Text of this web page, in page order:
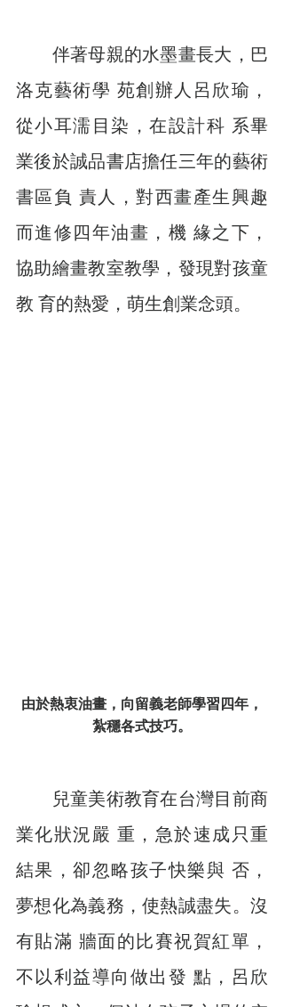
伴著母親的水墨畫長大，巴
洛克藝術學 苑創辦人呂欣瑜，
從小耳濡目染，在設計科 系畢
業後於誠品書店擔任三年的藝術
書區負 責人，對西畫產生興趣
而進修四年油畫，機 緣之下，
協助繪畫教室教學，發現對孩童
教 育的熱愛，萌生創業念頭。
由於熱衷油畫，向留義老師學習四年，
紮穩各式技巧。
兒童美術教育在台灣目前商
業化狀況嚴 重，急於速成只重
結果，卻忽略孩子快樂與 否，
夢想化為義務，使熱誠盡失。沒
有貼滿 牆面的比賽祝賀紅單，
不以利益導向做出發 點，呂欣